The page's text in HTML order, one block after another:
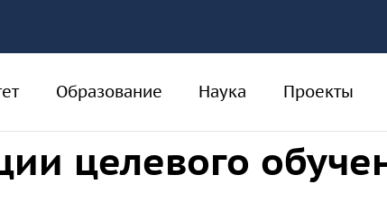
Образование Наука Проекты
целевого